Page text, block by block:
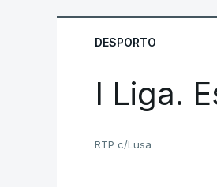
DESPORTO
I Liga.
RTP c/Lusa